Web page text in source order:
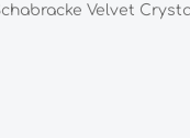
überspringen